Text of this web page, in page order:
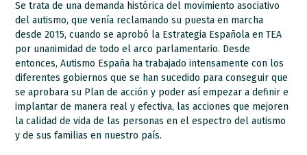
Se trata de una demanda histórica del movimiento asociativo
del autismo, que venía reclamando su puesta en marcha
desde 2015, cuando se aprobó la Estrategia Española en TEA
por unanimidad de todo el arco parlamentario. Desde
entonces, Autismo España ha trabajado intensamente con los
diferentes gobiernos que se han sucedido para conseguir que
se aprobara su Plan de acción y poder así empezar a definir e
implantar de manera real y efectiva, las acciones que mejoren
la calidad de vida de las personas en el espectro del autismo
y de sus familias en nuestro país.